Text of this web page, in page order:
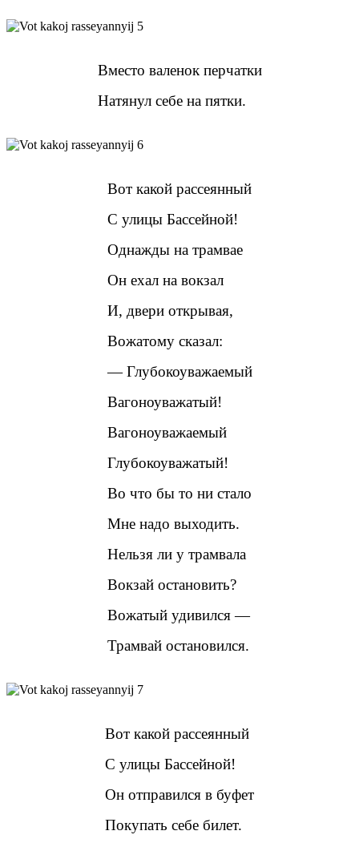
Вместо валенок перчатки
Натянул себе на пятки.
Вот какой рассеянный
С улицы Бассейной!
Однажды на трамвае
Он ехал на вокзал
И, двери открывая,
Вожатому сказал:
— Глубокоуважаемый
Вагоноуважатый!
Вагоноуважаемый
Глубокоуважатый!
Во что бы то ни стало
Мне надо выходить.
Нельзя ли у трамвала
Вокзай остановить?
Вожатый удивился —
Трамвай остановился.
Вот какой рассеянный
С улицы Бассейной!
Он отправился в буфет
Покупать себе билет.